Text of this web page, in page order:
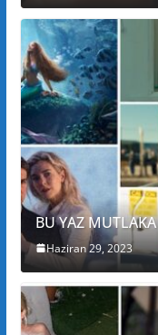
BU YAZ
Haziran 29, 2023